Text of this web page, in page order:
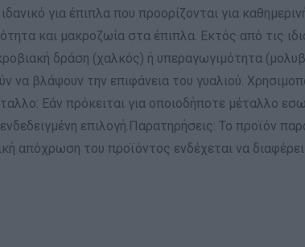
για έπιπλα που προορίζονται για
και μακροζωία στα έπιπλα. Εκτός από τις
δράση (χαλκός) ή υπεραγωγιμότητα
βλάψουν την επιφάνεια του γυαλιού.
Εάν πρόκειται για οποιοδήποτε μέταλλο
επιλογή.Παρατηρήσεις: Το προϊόν
απόχρωση του προϊόντος ενδέχεται να